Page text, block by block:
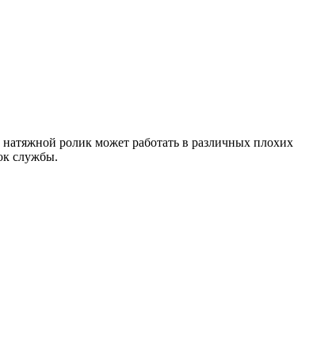
натяжной ролик может работать в различных плохих
службы.